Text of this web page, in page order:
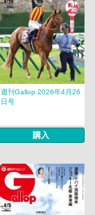
週刊Gallop 2026年4月26
日号
購入